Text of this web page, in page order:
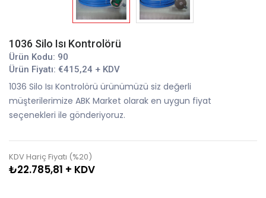
1036 Silo Isı Kontrolörü
Ürün Kodu: 90
Ürün Fiyatı: €415,24 + KDV
1036 Silo Isı Kontrolörü ürünümüzü siz değerli
müşterilerimize ABK Market olarak en uygun fiyat
seçenekleri ile gönderiyoruz.
KDV Hariç Fiyatı (%20)
₺22.785,81 + KDV